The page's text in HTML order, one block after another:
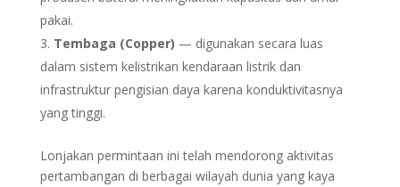
pakai.
Tembaga (Copper) — digunakan secara luas
dalam sistem kelistrikan kendaraan listrik dan
infrastruktur pengisian daya karena konduktivitasnya
yang tinggi.
Lonjakan permintaan ini telah mendorong aktivitas
pertambangan di berbagai wilayah dunia yang kaya